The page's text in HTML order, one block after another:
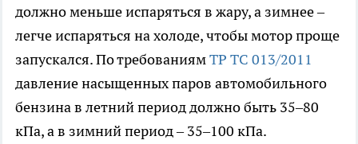
должно меньше испаряться в жару, а зимнее –
легче испаряться на холоде, чтобы мотор проще
запускался. По требованиямТР ТС 013/2011
давление насыщенных паров автомобильного
бензина в летний период должно быть 35–80
кПа, а в зимний период – 35–100 кПа.